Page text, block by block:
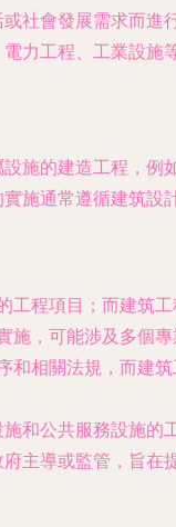
社會發展需求而
力工程、工業設
施的建造工程，
施通常遵循建筑設
程項目；而建筑
，可能涉及多個
相關法規，而建
和公共服務設施
主導或監管，旨在